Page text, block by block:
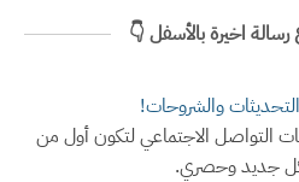
رسالة اخيرة بالأسفل 👇
والشروحات!
التواصل الاجتماعي لتكون أول من
جديد وحصري.